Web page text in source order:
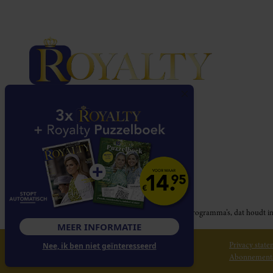
Royalty participeert in diverse affiliate marketing programma’s, dat
© 2026 Royalty Online Privacy
MEER INFORMATIE
Nee, ik ben niet geïnteresseerd